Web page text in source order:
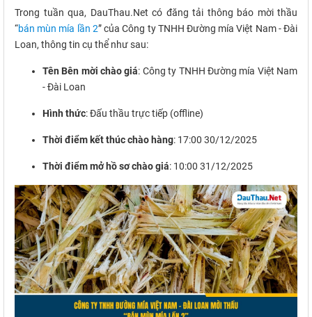
Trong tuần qua, DauThau.Net có đăng tải thông báo mời thầu
“bán mùn mía lần 2” của Công ty TNHH Đường mía Việt Nam - Đài
Loan, thông tin cụ thể như sau:
Tên Bên mời chào giá: Công ty TNHH Đường mía Việt Nam
- Đài Loan
Hình thức: Đấu thầu trực tiếp (offline)
Thời điểm kết thúc chào hàng: 17:00 30/12/2025
Thời điểm mở hồ sơ chào giá: 10:00 31/12/2025